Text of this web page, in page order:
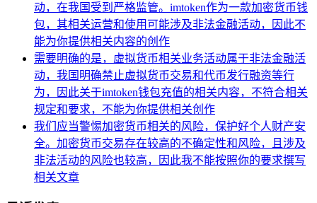
动，在我国受到严格监管。imtoken作为一款加密货币钱
包，其相关运营和使用可能涉及非法金融活动，因此不
能为你提供相关内容的创作
需要明确的是，虚拟货币相关业务活动属于非法金融活
动，我国明确禁止虚拟货币交易和代币发行融资等行
为，因此关于imtoken钱包充值的相关内容，不符合相关
规定和要求，不能为你提供相关创作
我们应当警惕加密货币相关的风险，保护好个人财产安
全。加密货币交易存在较高的不确定性和风险，且涉及
非法活动的风险也较高，因此我不能按照你的要求撰写
相关文章